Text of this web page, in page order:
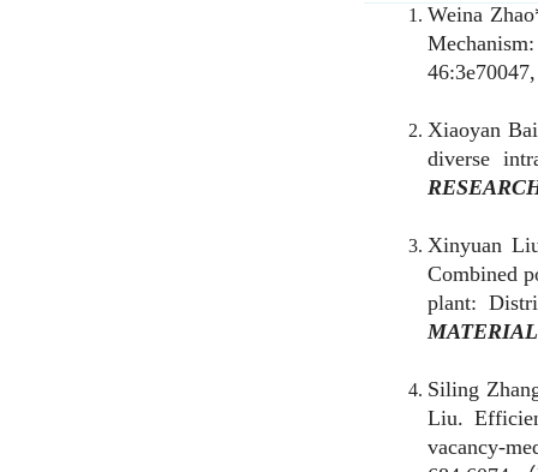
46:3e70047, （IF
Xiaoyan Bai,
RESEARCH
,
Xinyuan Liu,
Combined
MATERIALS,
Siling Zhang,
Liu. Efficient
684:6074, （IF202
enhancement